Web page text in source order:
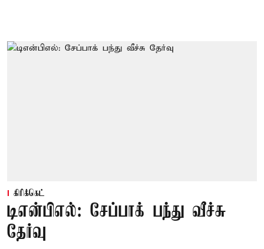
கிரிக்கெட்
டிஎன்பிஎல்: சேப்பாக் பந்து வீச்சு
தேர்வு